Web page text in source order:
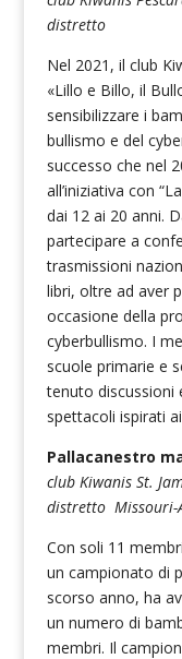
distretto
Nel 2021, il club
«Lillo e Billo, il
sensibilizzare i
bullismo e del
successo che nel
all’iniziativa con
dai 12 ai 20 anni.
partecipare a
trasmissioni
libri, oltre ad aver
occasione della
cyberbullismo. I
scuole primarie e
tenuto discussioni
spettacoli ispirati
Pallacanestro
club Kiwanis St.
distretto Missouri-
Con soli 11
un campionato di
scorso anno, ha
un numero di
membri. Il